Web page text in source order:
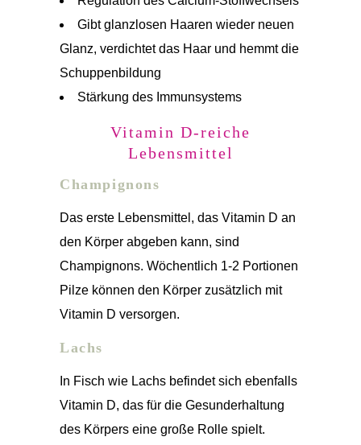
Gibt glanzlosen Haaren wieder neuen
Glanz, verdichtet das Haar und hemmt die
Schuppenbildung
Stärkung des Immunsystems
Vitamin D-reiche
Lebensmittel
Champignons
Das erste Lebensmittel, das Vitamin D an
den Körper abgeben kann, sind
Champignons. Wöchentlich 1-2 Portionen
Pilze können den Körper zusätzlich mit
Vitamin D versorgen.
Lachs
In Fisch wie Lachs befindet sich ebenfalls
Vitamin D, das für die Gesunderhaltung
des Körpers eine große Rolle spielt.